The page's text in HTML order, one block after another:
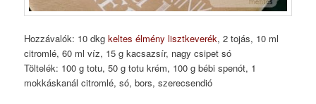
Hozzávalók: 10 dkgkeltes élmény lisztkeverék, 2 tojás, 10 ml
citromlé, 60 ml víz, 15 g kacsazsír, nagy csipet só
Töltelék: 100 g totu, 50 g totu krém, 100 g bébi spenót, 1
mokkáskanál citromlé, só, bors, szerecsendió